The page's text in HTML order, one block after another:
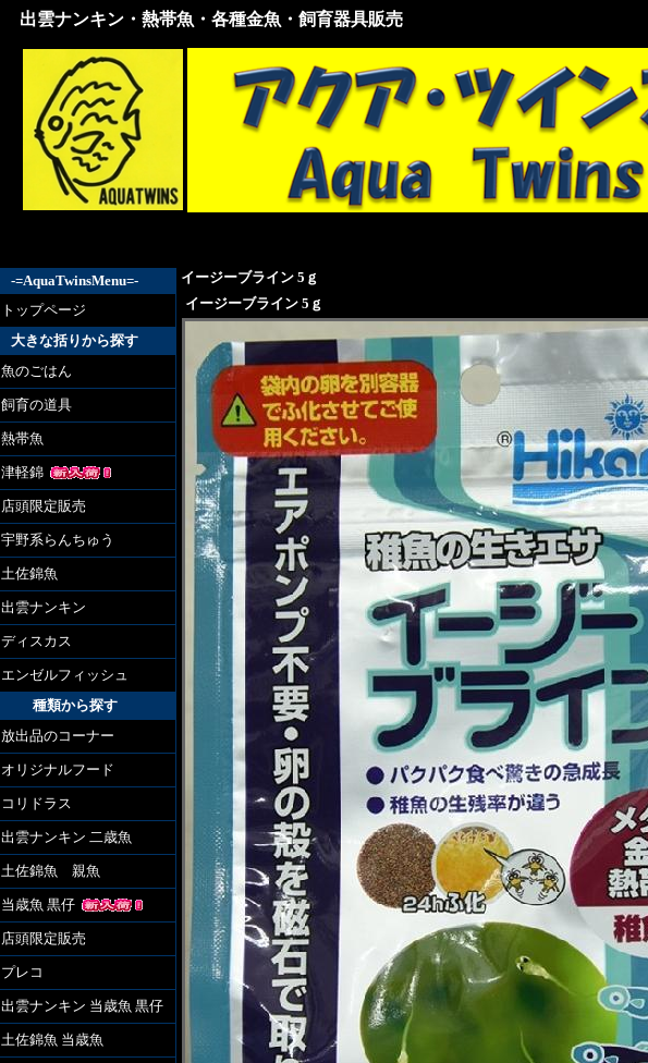
出雲ナンキン・熱帯魚・各種金魚・飼育器具販売
-=AquaTwinsMenu=-
トップページ
大きな括りから探す
魚のごはん
飼育の道具
熱帯魚
津軽錦
店頭限定販売
宇野系らんちゅう
土佐錦魚
出雲ナンキン
ディスカス
エンゼルフィッシュ
種類から探す
放出品のコーナー
オリジナルフード
コリドラス
出雲ナンキン 二歳魚
土佐錦魚 親魚
当歳魚 黒仔
店頭限定販売
プレコ
出雲ナンキン 当歳魚 黒仔
土佐錦魚 当歳魚
イージーブライン 5ｇ
イージーブライン 5ｇ